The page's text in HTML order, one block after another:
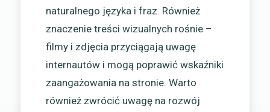
naturalnego języka i fraz. Również
znaczenie treści wizualnych rośnie –
filmy i zdjęcia przyciągają uwagę
internautów i mogą poprawić wskaźniki
zaangażowania na stronie. Warto
również zwrócić uwagę na rozwój